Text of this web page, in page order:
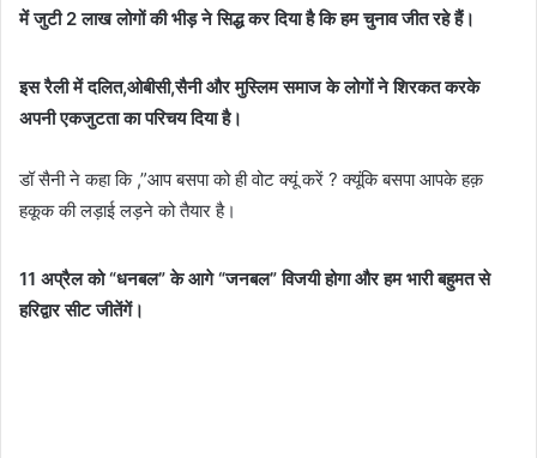
में जुटी 2 लाख लोगों की भीड़ ने सिद्ध कर दिया है कि हम चुनाव जीत रहे हैं।
इस रैली में दलित,ओबीसी,सैनी और मुस्लिम समाज के लोगों ने शिरकत करके
अपनी एकजुटता का परिचय दिया है।
डॉ सैनी ने कहा कि ,”आप बसपा को ही वोट क्यूं करें ? क्यूंकि बसपा आपके हक़
हकूक की लड़ाई लड़ने को तैयार है।
11 अप्रैल को “धनबल” के आगे “जनबल” विजयी होगा और हम भारी बहुमत से
हरिद्वार सीट जीतेंगें।